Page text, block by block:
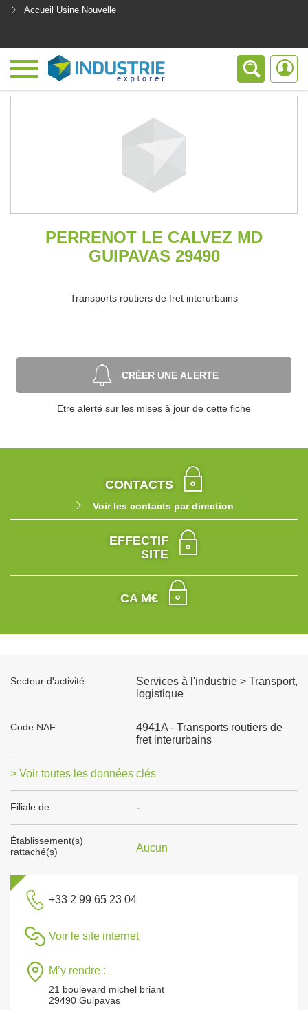
Accueil Usine Nouvelle
PERRENOT LE CALVEZ MD
GUIPAVAS 29490
Transports routiers de fret interurbains
CRÉER UNE ALERTE
Etre alerté sur les mises à jour de cette fiche
CONTACTS
Voir les contacts par direction
EFFECTIF
SITE
CA M€
Secteur d'activité
Services à l'industrie > Transport,
logistique
Code NAF
4941A - Transports routiers de
fret interurbains
> Voir toutes les données clés
Filiale de -
Établissement(s)
rattaché(s)
Aucun
+33 2 99 65 23 04
Voir le site internet
M’y rendre :
21 boulevard michel briant
29490 Guipavas